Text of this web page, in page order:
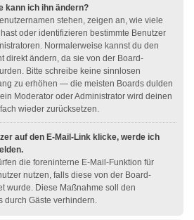
kann ich ihn ändern?
stehen, zeigen an, wie viele
oder identifizieren bestimmte Benutzer
Normalerweise kannst du den
direkt ändern, da sie von der Board-
Bitte schreibe keine sinnlosen
zu erhöhen — die meisten Boards dulden
Moderator oder Administrator wird deinen
wieder zurücksetzen.
auf den E-Mail-Link klicke, werde ich
die foreninterne E-Mail-Funktion für
nutzen, falls diese von der Board-
wurde. Diese Maßnahme soll den
durch Gäste verhindern.